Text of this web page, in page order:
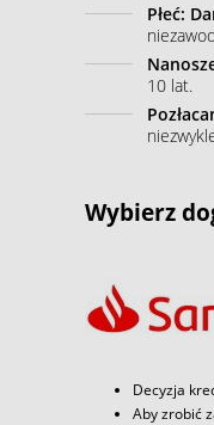
Płeć:
10 lat.
Wybierz
Decyzja
Aby zrobić